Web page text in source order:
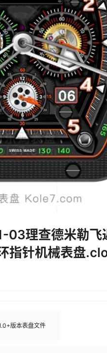
03理查德米勒飞
指针机械表盘
版本表盘文件